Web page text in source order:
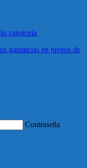
categoría
ganancias en juegos de
Contraseña